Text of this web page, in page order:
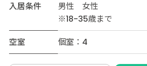
入居条件
男性 女性
※18-35歳まで
空室
個室：4